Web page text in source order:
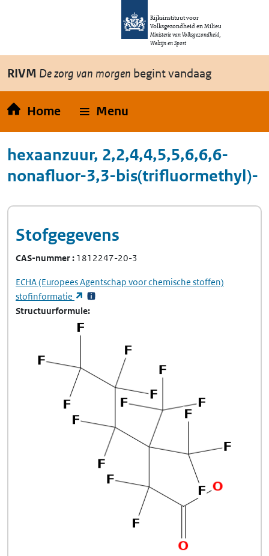
Overslaan en naar de inhoud gaan
Rijksinstituut voor
Volksgezondheid en Milieu
Ministerie van Volksgezondheid,
Welzijn en Sport
RIVM De zorg van morgen begint vandaag
Home Menu
hexaanzuur, 2,2,4,4,5,5,6,6,6-
nonafluor-3,3-bis(trifluormethyl)-
Stofgegevens
CAS-nummer 1812247-20-3
ECHA(Europees Agentschap voor chemische stoffen)
stofinformatie
(opent in een nieuw tabblad)
Structuurformule